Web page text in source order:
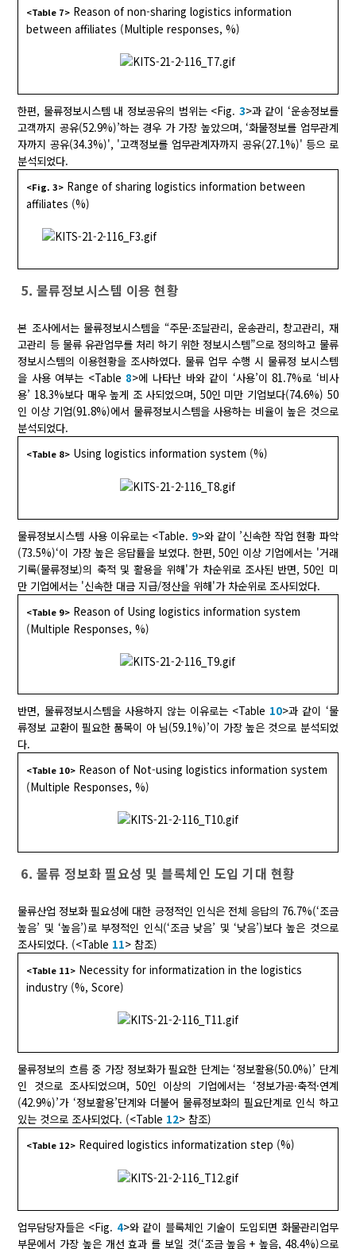
<Table 7> Reason of non-sharing logistics information
between affiliates (Multiple responses, %)
한편, 물류정보시스템 내 정보공유의 범위는 <Fig. 3>과 같이 ‘운송정보를
고객까지 공유(52.9%)’하는 경우 가 가장 높았으며, ‘화물정보를 업무관계
자까지 공유(34.3%)', '고객정보를 업무관계자까지 공유(27.1%)' 등으 로
분석되었다.
<Fig. 3> Range of sharing logistics information between
affiliates (%)
5. 물류정보시스템 이용 현황
본 조사에서는 물류정보시스템을 “주문·조달관리, 운송관리, 창고관리, 재
고관리 등 물류 유관업무를 처리 하기 위한 정보시스템”으로 정의하고 물류
정보시스템의 이용현황을 조사하였다. 물류 업무 수행 시 물류정 보시스템
을 사용 여부는 <Table 8>에 나타난 바와 같이 ‘사용’이 81.7%로 ‘비사
용’ 18.3%보다 매우 높게 조 사되었으며, 50인 미만 기업보다(74.6%) 50
인 이상 기업(91.8%)에서 물류정보시스템을 사용하는 비율이 높은 것으로
분석되었다.
<Table 8> Using logistics information system (%)
물류정보시스템 사용 이유로는 <Table. 9>와 같이 ’신속한 작업 현황 파악
(73.5%)‘이 가장 높은 응답률을 보였다. 한편, 50인 이상 기업에서는 '거래
기록(물류정보)의 축적 및 활용을 위해'가 차순위로 조사된 반면, 50인 미
만 기업에서는 '신속한 대금 지급/정산을 위해'가 차순위로 조사되었다.
<Table 9> Reason of Using logistics information system
(Multiple Responses, %)
반면, 물류정보시스템을 사용하지 않는 이유로는 <Table 10>과 같이 ‘물
류정보 교환이 필요한 품목이 아 님(59.1%)’이 가장 높은 것으로 분석되었
다.
<Table 10> Reason of Not-using logistics information system
(Multiple Responses, %)
6. 물류 정보화 필요성 및 블록체인 도입 기대 현황
물류산업 정보화 필요성에 대한 긍정적인 인식은 전체 응답의 76.7%(‘조금
높음’ 및 ‘높음’)로 부정적인 인식(‘조금 낮음’ 및 ‘낮음’)보다 높은 것으로
조사되었다. (<Table 11> 참조)
<Table 11> Necessity for informatization in the logistics
industry (%, Score)
물류정보의 흐름 중 가장 정보화가 필요한 단계는 ‘정보활용(50.0%)’ 단계
인 것으로 조사되었으며, 50인 이상의 기업에서는 ‘정보가공·축적·연계
(42.9%)’가 ‘정보활용’단계와 더불어 물류정보화의 필요단계로 인식 하고
있는 것으로 조사되었다. (<Table 12> 참조)
<Table 12> Required logistics informatization step (%)
업무담당자들은 <Fig. 4>와 같이 블록체인 기술이 도입되면 화물관리업무
부문에서 가장 높은 개선 효과 를 보일 것(‘조금 높음 + 높음, 48.4%)으로